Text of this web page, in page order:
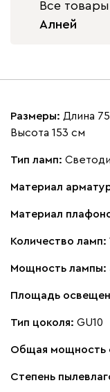
Все
Алней
Размеры: Длина
Высота 153 см
Тип ламп:
Материал
Материал
Количество ламп:
Мощность лампы:
Площадь
Тип цоколя: GU10
Общая мощность
Степень